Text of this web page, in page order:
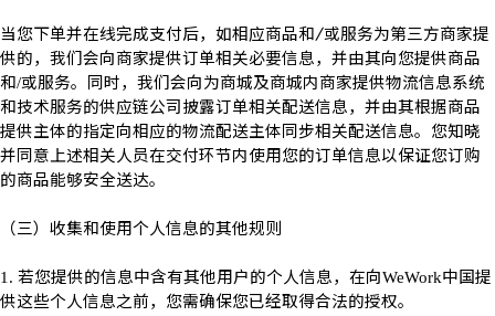
当您下单并在线完成支付后，如相应商品和/或服务为第三方商家提
供的，我们会向商家提供订单相关必要信息，并由其向您提供商品
和/或服务。同时，我们会向为商城及商城内商家提供物流信息系统
和技术服务的供应链公司披露订单相关配送信息，并由其根据商品
提供主体的指定向相应的物流配送主体同步相关配送信息。您知晓
并同意上述相关人员在交付环节内使用您的订单信息以保证您订购
的商品能够安全送达。
（三）收集和使用个人信息的其他规则
1. 若您提供的信息中含有其他用户的个人信息，在向WeWork中国提
供这些个人信息之前，您需确保您已经取得合法的授权。